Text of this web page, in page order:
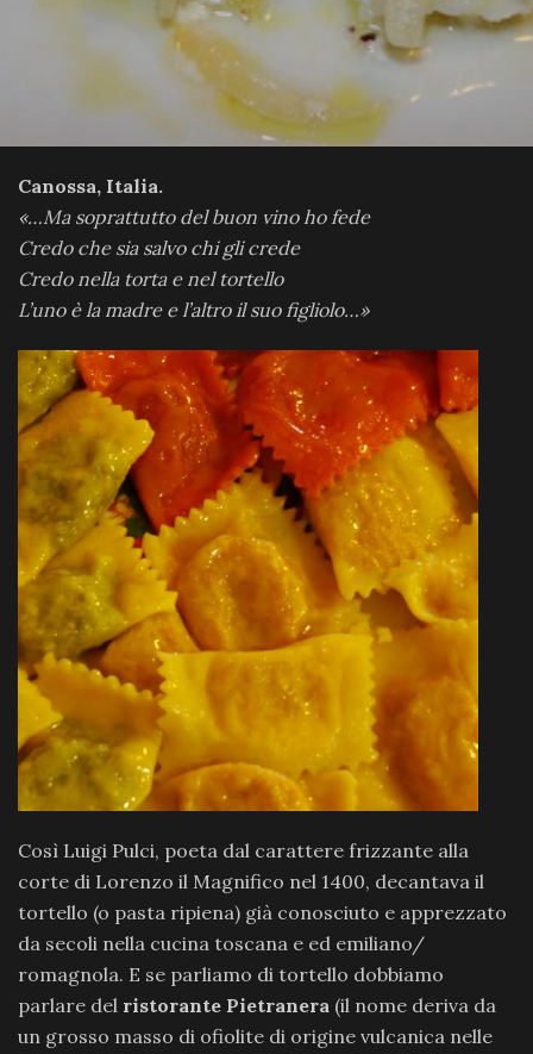
Canossa, Italia.
«…Ma soprattutto del buon vino ho fede
Credo che sia salvo chi gli crede
Credo nella torta e nel tortello
L’uno è la madre e l’altro il suo figliolo…»
Così Luigi Pulci, poeta dal carattere frizzante alla
corte di Lorenzo il Magnifico nel 1400, decantava il
tortello (o pasta ripiena) già conosciuto e apprezzato
da secoli nella cucina toscana e ed emiliano/
romagnola. E se parliamo di tortello dobbiamo
parlare del ristorante Pietranera (il nome deriva da
un grosso masso di ofiolite di origine vulcanica nelle